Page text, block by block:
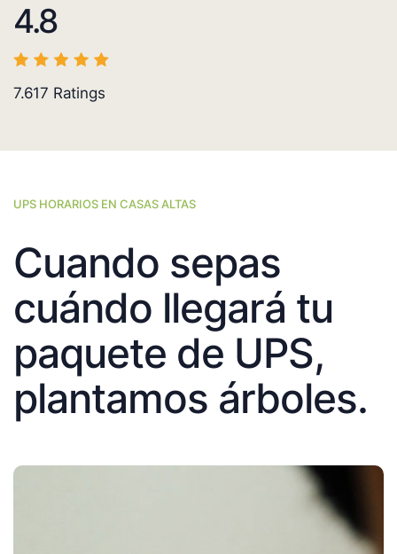
4.8
7.617 Ratings
UPS HORARIOS EN CASAS ALTAS
Cuando sepas
cuándo llegará tu
paquete de UPS,
plantamos árboles.